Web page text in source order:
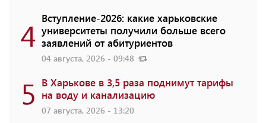
4 Вступление-2026: какие харьковские
университеты получили больше всего
заявлений от абитуриентов
04 августа, 2026 - 09:48
5 В Харькове в 3,5 раза поднимут тарифы
на воду и канализацию
07 августа, 2026 - 13:20